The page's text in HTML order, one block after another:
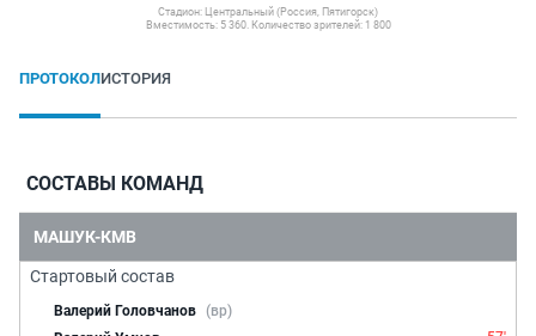
Стадион: Центральный (Россия, Пятигорск)
Вместимость: 5 360. Количество зрителей: 1 800
ПРОТОКОЛИСТОРИЯ
СОСТАВЫ КОМАНД
МАШУК-КМВ
Стартовый состав
Валерий Головчанов (вр)